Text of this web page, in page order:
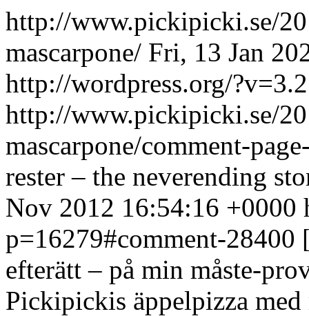
http://www.pickipicki.se/
mascarpone/ Fri, 13 Jan
http://wordpress.org/
http://www.pickipicki.se/
mascarpone/comment-
rester – the neverending
Nov 2012 16:54:16 +0000
p=16279#comment-28400
efterätt – på min måste-
Pickipickis äppelpizza